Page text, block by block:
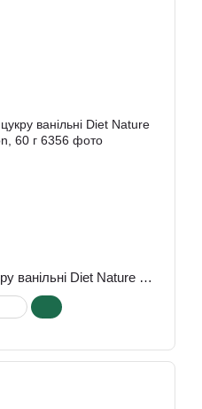
Вафлі без цукру ванільні Diet Nature Gullon, 60 г